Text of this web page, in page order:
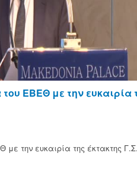
ΕΒΕΘ με την ευκαιρία
την ευκαιρία της έκτακτης